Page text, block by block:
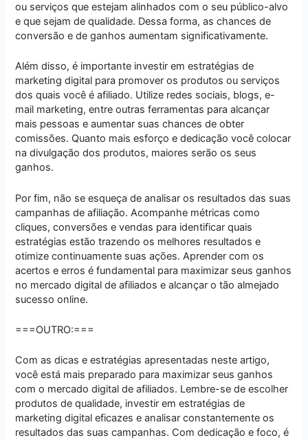
ou serviços que estejam alinhados com o seu público-alvo
e que sejam de qualidade. Dessa forma, as chances de
conversão e de ganhos aumentam significativamente.
Além disso, é importante investir em estratégias de
marketing digital para promover os produtos ou serviços
dos quais você é afiliado. Utilize redes sociais, blogs, e-
mail marketing, entre outras ferramentas para alcançar
mais pessoas e aumentar suas chances de obter
comissões. Quanto mais esforço e dedicação você colocar
na divulgação dos produtos, maiores serão os seus
ganhos.
Por fim, não se esqueça de analisar os resultados das suas
campanhas de afiliação. Acompanhe métricas como
cliques, conversões e vendas para identificar quais
estratégias estão trazendo os melhores resultados e
otimize continuamente suas ações. Aprender com os
acertos e erros é fundamental para maximizar seus ganhos
no mercado digital de afiliados e alcançar o tão almejado
sucesso online.
===OUTRO:===
Com as dicas e estratégias apresentadas neste artigo,
você está mais preparado para maximizar seus ganhos
com o mercado digital de afiliados. Lembre-se de escolher
produtos de qualidade, investir em estratégias de
marketing digital eficazes e analisar constantemente os
resultados das suas campanhas. Com dedicação e foco, é